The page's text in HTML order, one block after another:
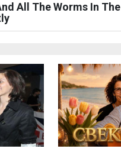
All The Worms In The